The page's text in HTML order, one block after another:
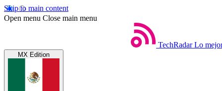
Skip to main content
Open menu Close main menu
TechRadar Lo
MX Edition